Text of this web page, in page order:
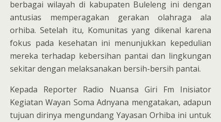
berbagai wilayah di kabupaten Buleleng ini dengan
antusias memperagakan gerakan olahraga ala
orhiba. Setelah itu, Komunitas yang dikenal karena
fokus pada kesehatan ini menunjukkan kepedulian
mereka terhadap kebersihan pantai dan lingkungan
sekitar dengan melaksanakan bersih-bersih pantai.
Kepada Reporter Radio Nuansa Giri Fm Inisiator
Kegiatan Wayan Soma Adnyana mengatakan, adapun
tujuan dirinya mengundang Yayasan Orhiba ini untuk